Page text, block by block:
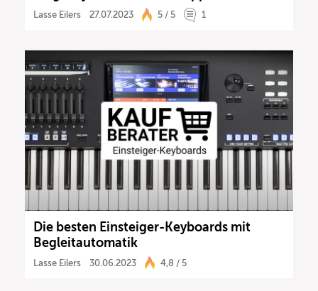
Lasse Eilers 27.07.2023 5 / 5 1
Die besten Einsteiger-Keyboards mit
Begleitautomatik
Lasse Eilers 30.06.2023 4,8 / 5